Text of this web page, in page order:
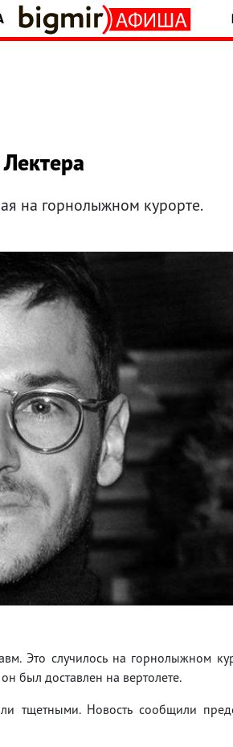
на горнолыжном курорте.
Это случилось на горнолыжном
был доставлен на вертолете.
тщетными. Новость сообщили